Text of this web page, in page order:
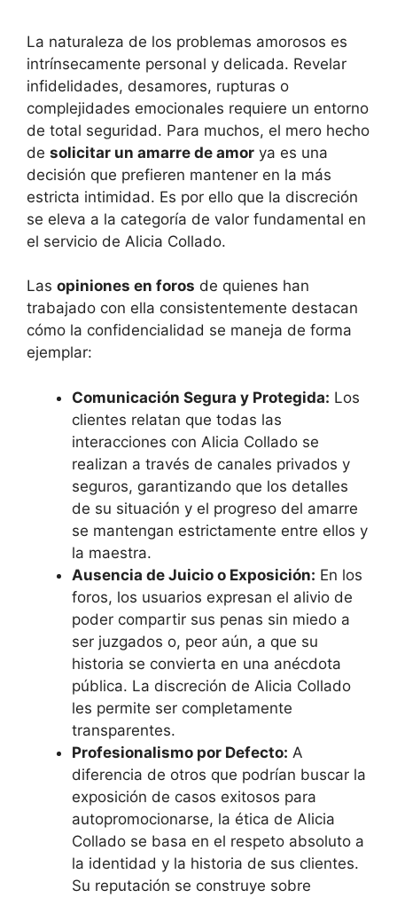
La naturaleza de los problemas amorosos es
intrínsecamente personal y delicada. Revelar
infidelidades, desamores, rupturas o
complejidades emocionales requiere un entorno
de total seguridad. Para muchos, el mero hecho
de solicitar un amarre de amor ya es una
decisión que prefieren mantener en la más
estricta intimidad. Es por ello que la discreción
se eleva a la categoría de valor fundamental en
el servicio de Alicia Collado.
Las opiniones en foros de quienes han
trabajado con ella consistentemente destacan
cómo la confidencialidad se maneja de forma
ejemplar:
Comunicación Segura y Protegida: Los
clientes relatan que todas las
interacciones con Alicia Collado se
realizan a través de canales privados y
seguros, garantizando que los detalles
de su situación y el progreso del amarre
se mantengan estrictamente entre ellos y
la maestra.
Ausencia de Juicio o Exposición: En los
foros, los usuarios expresan el alivio de
poder compartir sus penas sin miedo a
ser juzgados o, peor aún, a que su
historia se convierta en una anécdota
pública. La discreción de Alicia Collado
les permite ser completamente
transparentes.
Profesionalismo por Defecto: A
diferencia de otros que podrían buscar la
exposición de casos exitosos para
autopromocionarse, la ética de Alicia
Collado se basa en el respeto absoluto a
la identidad y la historia de sus clientes.
Su reputación se construye sobre